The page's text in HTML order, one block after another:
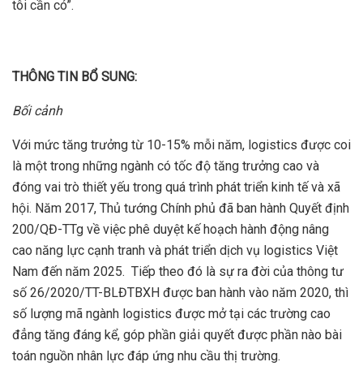
tôi cần có”.
THÔNG TIN BỔ SUNG:
Bối cảnh
Với mức tăng trưởng từ 10-15% mỗi năm, logistics được coi
là một trong những ngành có tốc độ tăng trưởng cao và
đóng vai trò thiết yếu trong quá trình phát triển kinh tế và xã
hội. Năm 2017, Thủ tướng Chính phủ đã ban hành Quyết định
200/QĐ-TTg về việc phê duyệt kế hoạch hành động nâng
cao năng lực cạnh tranh và phát triển dịch vụ logistics Việt
Nam đến năm 2025. Tiếp theo đó là sự ra đời của thông tư
số 26/2020/TT-BLĐTBXH được ban hành vào năm 2020, thì
số lượng mã ngành logistics được mở tại các trường cao
đẳng tăng đáng kể, góp phần giải quyết được phần nào bài
toán nguồn nhân lực đáp ứng nhu cầu thị trường.